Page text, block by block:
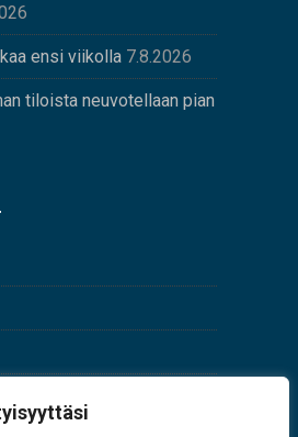
ensi viikolla 7.8.2026
tiloista neuvotellaan pian